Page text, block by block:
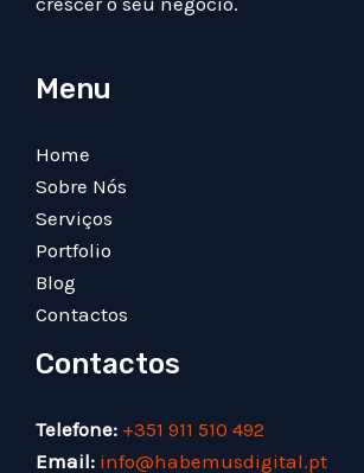
Menu
Home
Sobre Nós
Serviços
Portfolio
Blog
Contactos
Contactos
Telefone: +351 911 510 492
Email: info@habemusdigital.pt